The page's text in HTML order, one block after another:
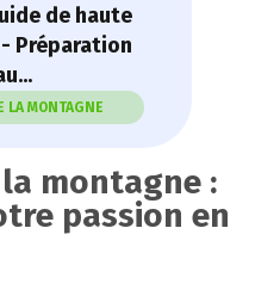
de haute
Préparation
LA MONTAGNE
montagne :
passion en